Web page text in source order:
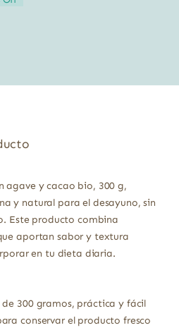
agave y cacao bio, 300 g,
y natural para el desayuno, sin
Este producto combina
aportan sabor y textura
en tu dieta diaria.
de 300 gramos, práctica y fácil
conservar el producto fresco